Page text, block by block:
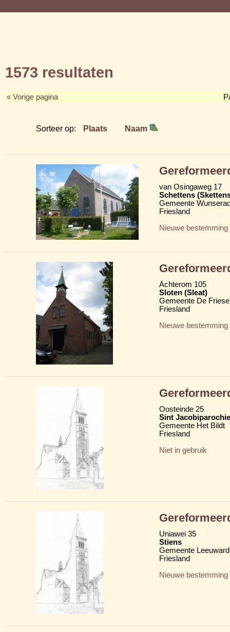
1573 resultaten
« Vorige pagina
Sorteer op: Plaats Naam
van Osingaweg 17
Schettens
Gemeente
Friesland
Nieuwe bestemming
Achterom 105
Sloten (Sleat)
Gemeente De
Friesland
Nieuwe bestemming
Oosteinde 25
Sint
Gemeente Het Bildt
Friesland
Niet in gebruik
Uniawei 35
Stiens
Gemeente
Friesland
Nieuwe bestemming